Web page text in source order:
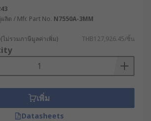
ลิต / Mfr. Part No. N7550A-3MM
(ไม่รวมภาษีมูลค่าเพิ่ม) THB127,926.45/ชิ้น
เพิ่ม
Datasheets